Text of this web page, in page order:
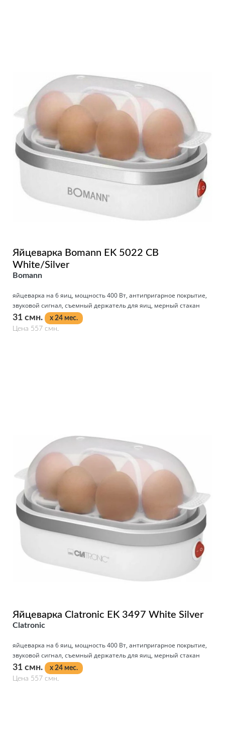
Яйцеварка Bomann EK 5022 CB
White/Silver
Bomann
яйцеварка на 6 яиц, мощность 400 Вт, антипригарное покрытие,
звуковой сигнал, съемный держатель для яиц, мерный стакан
31 смн.
x 24 мес.
Цена 557 смн.
Яйцеварка Clatronic EK 3497 White Silver
Clatronic
яйцеварка на 6 яиц, мощность 400 Вт, антипригарное покрытие,
звуковой сигнал, съемный держатель для яиц, мерный стакан
31 смн.
x 24 мес.
Цена 557 смн.